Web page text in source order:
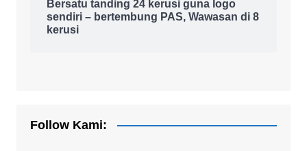
Bersatu tanding 24 kerusi guna logo
sendiri – bertembung PAS, Wawasan di 8
kerusi
Follow Kami: